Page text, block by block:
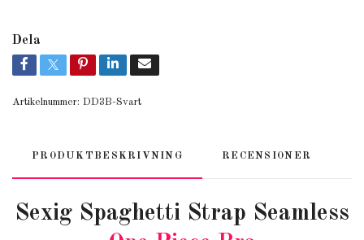
Dela
Artikelnummer: DD3B-Svart
PRODUKTBESKRIVNING RECENSIONER
Sexig Spaghetti Strap Seamless